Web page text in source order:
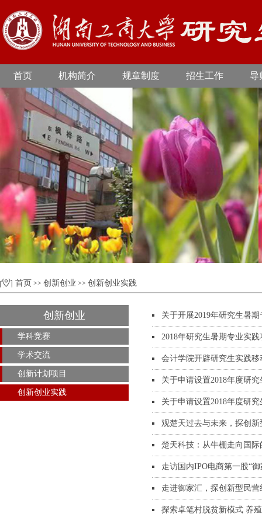
首页 机构简介 规章制度 招生工作 导
首页 >> 创新创业 >> 创新创业实践
创新创业
学科竞赛
学术交流
创新计划项目
创新创业实践
关于开展2019年研究生暑
2018年研究生暑期专业实
会计学院开辟研究生实践
关于申请设置2018年度研
关于申请设置2018年度研
观楚天过去与未来，探创
楚天科技：从牛棚走向国际
走访国内IPO电商第一股“
走进御家汇，探创新型民
探索卓笔村脱贫新模式 养